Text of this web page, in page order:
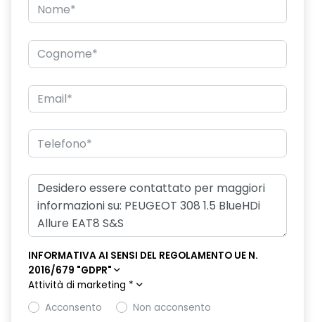
Freno di stazionamento elettrico
High Beam Assist
Hill Assist
Indicatore perdita pressione pneumatici
Interni in misto TEP / tessuto nero mistral falgo
Kit Gonfiaggio Pneumatici
Maniglie esterne in tinta carrozzeria
Peugeot i-cockpit con head up digital display 10"
INFORMATIVA AI SENSI DEL REGOLAMENTO UE N.
2016/679 "GDPR"
Attività di marketing *
Acconsento
Non acconsento